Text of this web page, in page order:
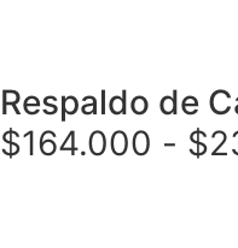
Respaldo de
$164.000 - $